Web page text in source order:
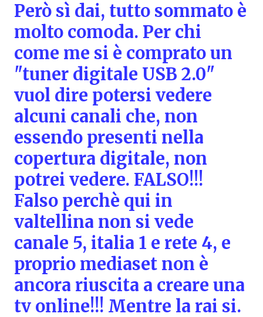
Però sì dai, tutto sommato è
molto comoda. Per chi
come me si è comprato un
"tuner digitale USB 2.0"
vuol dire potersi vedere
alcuni canali che, non
essendo presenti nella
copertura digitale, non
potrei vedere. FALSO!!!
Falso perchè qui in
valtellina non si vede
canale 5, italia 1 e rete 4, e
proprio mediaset non è
ancora riuscita a creare una
tv online!!! Mentre la rai si.